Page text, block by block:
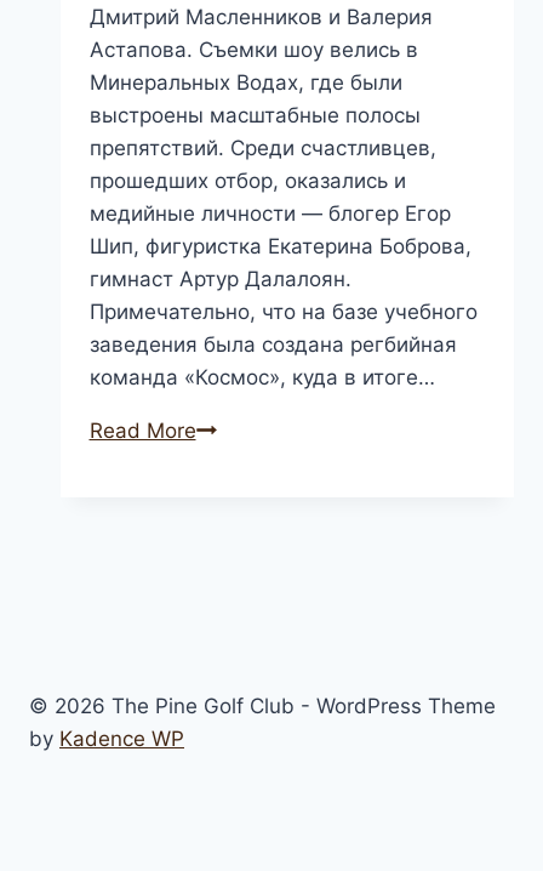
Дмитрий Масленников и Валерия
Астапова. Съемки шоу велись в
Минеральных Водах, где были
выстроены масштабные полосы
препятствий. Среди счастливцев,
прошедших отбор, оказались и
медийные личности — блогер Егор
Шип, фигуристка Екатерина Боброва,
гимнаст Артур Далалоян.
Примечательно, что на базе учебного
заведения была создана регбийная
команда «Космос», куда в итоге…
Read Moreновости
© 2026 The Pine Golf Club - WordPress Theme
by Kadence WP